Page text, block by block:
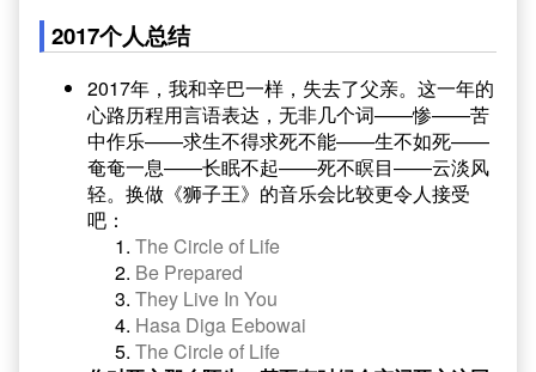
2017个人总结
2017年，我和辛巴一样，失去了父亲。这一年的
心路历程用言语表达，无非几个词——惨——苦
中作乐——求生不得求死不能——生不如死——
奄奄一息——长眠不起——死不瞑目——云淡风
轻。换做《狮子王》的音乐会比较更令人接受
吧：
The Circle of Life
Be Prepared
They Live In You
Hasa Diga Eebowai
The Circle of Life